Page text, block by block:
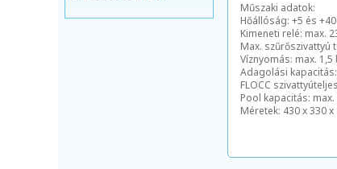
Műszaki adatok:
Hőállóság: +5 és
Kimeneti relé: max.
Max. szűrőszivattyú
Víznyomás: max. 1,5
Adagolási
FLOCC
Pool kapacitás: max.
Méretek: 430 x 330 x